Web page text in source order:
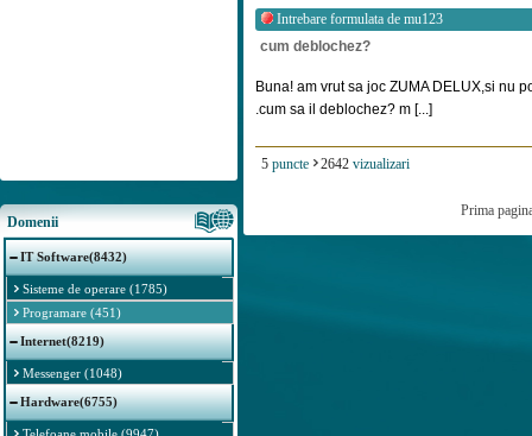
Domenii
IT Software(8432)
Sisteme de operare (1785)
Programare (451)
Internet(8219)
Messenger (1048)
Hardware(6755)
Intrebare formulata de mu123
cum deblochez?
Buna! am vrut sa joc ZUMA DELUX,si nu
.cum sa il deblochez? m [...]
5 puncte 2642 vizualizari
Prima